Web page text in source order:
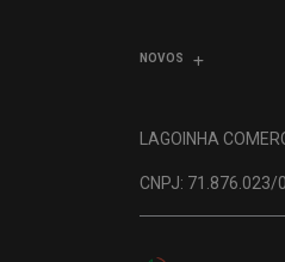
NOVOS
LAGOINHA
CNPJ: 71.876.023/